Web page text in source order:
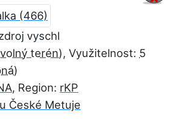
vyschl
, Využitelnost: 5
, Region: rKP
České Metuje